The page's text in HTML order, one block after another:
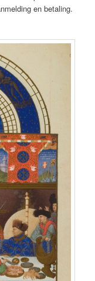
en betaling.